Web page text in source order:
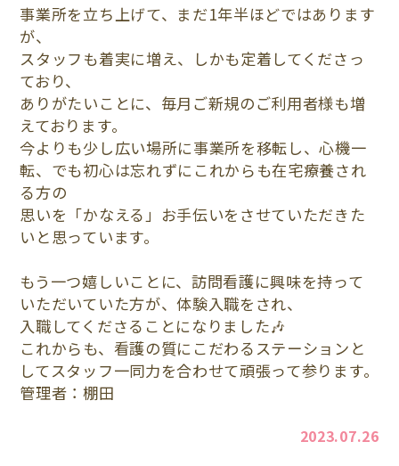
事業所を立ち上げて、まだ1年半ほどではあります
が、
スタッフも着実に増え、しかも定着してくださっ
ており、
ありがたいことに、毎月ご新規のご利用者様も増
えております。
今よりも少し広い場所に事業所を移転し、心機一
転、でも初心は忘れずにこれからも在宅療養され
る方の
思いを「かなえる」お手伝いをさせていただきた
いと思っています。
もう一つ嬉しいことに、訪問看護に興味を持って
いただいていた方が、体験入職をされ、
入職してくださることになりました🎶
これからも、看護の質にこだわるステーションと
してスタッフ一同力を合わせて頑張って参ります。
管理者：棚田
2023.07.26